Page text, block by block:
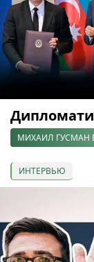
МИХАИЛ ГУСМАН В
ИНТЕРВЬЮ